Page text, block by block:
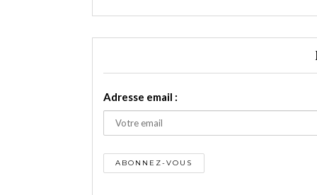
Adresse email :